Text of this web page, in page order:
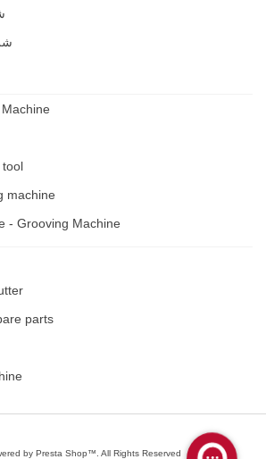
tool
machine
- Grooving Machine
parts
by Presta Shop™. All Rights Reserved